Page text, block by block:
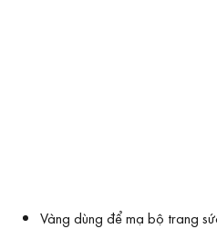
Vàng dùng để mạ bộ trang